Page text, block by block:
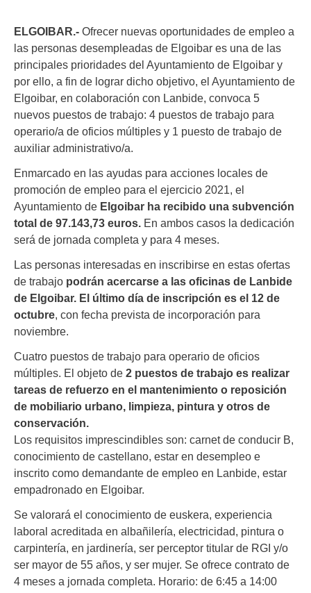
ELGOIBAR.- Ofrecer nuevas oportunidades de empleo a
las personas desempleadas de Elgoibar es una de las
principales prioridades del Ayuntamiento de Elgoibar y
por ello, a fin de lograr dicho objetivo, el Ayuntamiento de
Elgoibar, en colaboración con Lanbide, convoca 5
nuevos puestos de trabajo: 4 puestos de trabajo para
operario/a de oficios múltiples y 1 puesto de trabajo de
auxiliar administrativo/a.
Enmarcado en las ayudas para acciones locales de
promoción de empleo para el ejercicio 2021, el
Ayuntamiento de Elgoibar ha recibido una subvención
total de 97.143,73 euros. En ambos casos la dedicación
será de jornada completa y para 4 meses.
Las personas interesadas en inscribirse en estas ofertas
de trabajo podrán acercarse a las oficinas de Lanbide
de Elgoibar. El último día de inscripción es el 12 de
octubre, con fecha prevista de incorporación para
noviembre.
Cuatro puestos de trabajo para operario de oficios
múltiples. El objeto de 2 puestos de trabajo es realizar
tareas de refuerzo en el mantenimiento o reposición
de mobiliario urbano, limpieza, pintura y otros de
conservación.
Los requisitos imprescindibles son: carnet de conducir B,
conocimiento de castellano, estar en desempleo e
inscrito como demandante de empleo en Lanbide, estar
empadronado en Elgoibar.
Se valorará el conocimiento de euskera, experiencia
laboral acreditada en albañilería, electricidad, pintura o
carpintería, en jardinería, ser perceptor titular de RGI y/o
ser mayor de 55 años, y ser mujer. Se ofrece contrato de
4 meses a jornada completa. Horario: de 6:45 a 14:00